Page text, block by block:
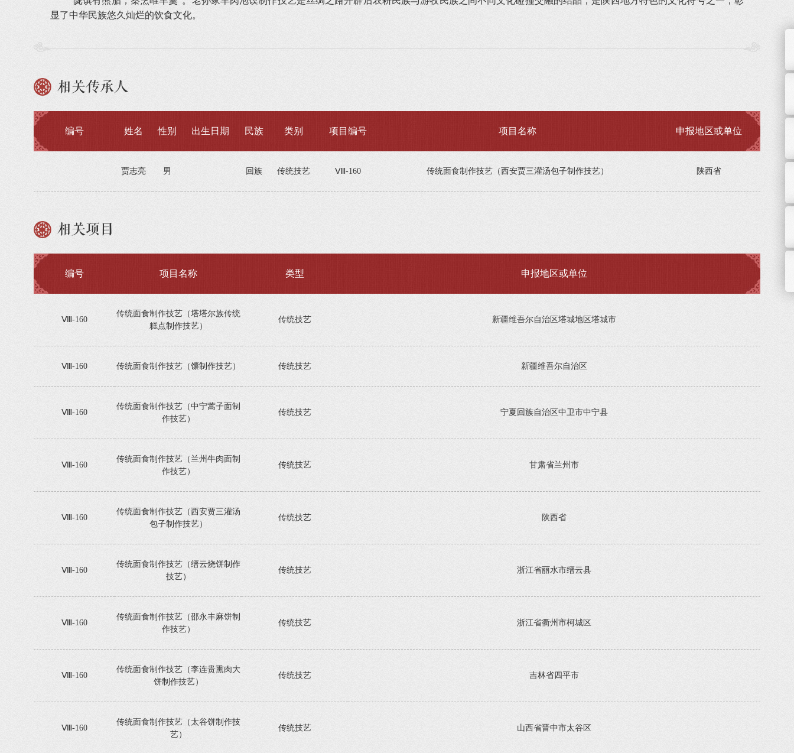
显了中华民族悠久灿烂的饮食文化。
相关传承人
编号 姓名 性别 出生日期 民族 类别 项目编号 项目名称 申报地区或单位
贾志亮 男 回族 传统技艺 Ⅷ-160 传统面食制作技艺（西安贾三灌汤包子制作技艺） 陕西省
相关项目
编号 项目名称 类型 申报地区或单位
Ⅷ-160
传统面食制作技艺（塔塔尔族传统
糕点制作技艺）
传统技艺 新疆维吾尔自治区塔城地区塔城市
Ⅷ-160 传统面食制作技艺（馕制作技艺） 传统技艺 新疆维吾尔自治区
Ⅷ-160
传统面食制作技艺（中宁蒿子面制
作技艺）
传统技艺 宁夏回族自治区中卫市中宁县
Ⅷ-160
传统面食制作技艺（兰州牛肉面制
作技艺）
传统技艺 甘肃省兰州市
Ⅷ-160
传统面食制作技艺（西安贾三灌汤
包子制作技艺）
传统技艺 陕西省
Ⅷ-160
传统面食制作技艺（缙云烧饼制作
技艺）
传统技艺 浙江省丽水市缙云县
Ⅷ-160
传统面食制作技艺（邵永丰麻饼制
作技艺）
传统技艺 浙江省衢州市柯城区
Ⅷ-160
传统面食制作技艺（李连贵熏肉大
饼制作技艺）
传统技艺 吉林省四平市
Ⅷ-160
传统面食制作技艺（太谷饼制作技
艺）
传统技艺 山西省晋中市太谷区